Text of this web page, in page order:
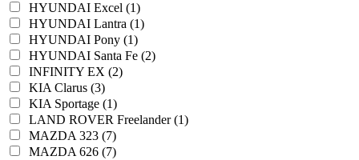
HYUNDAI Excel (1)
HYUNDAI Lantra (1)
HYUNDAI Pony (1)
HYUNDAI Santa Fe (2)
INFINITY EX (2)
KIA Clarus (3)
KIA Sportage (1)
LAND ROVER Freelander (1)
MAZDA 323 (7)
MAZDA 626 (7)